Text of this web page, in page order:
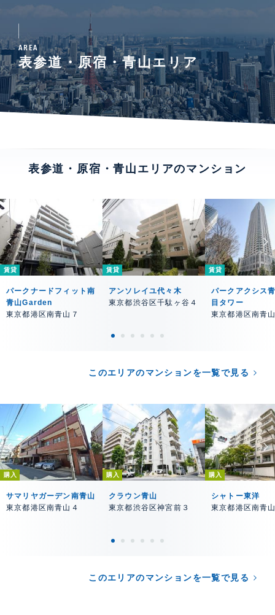
AREA
表参道・原宿・青山エリア
表参道・原宿・青山エリアのマンション
賃貸
パークナードフィット南
青山Garden
東京都港区南青山７
賃貸
アンソレイユ代々木
東京都渋谷区千駄ヶ谷４
賃貸
パークアクシス
目タワー
東京都港区南青
このエリアのマンションを一覧で見る
購入
サマリヤガーデン南青山
東京都港区南青山４
購入
クラウン青山
東京都渋谷区神宮前３
購入
シャトー東洋
東京都港区南青
このエリアのマンションを一覧で見る